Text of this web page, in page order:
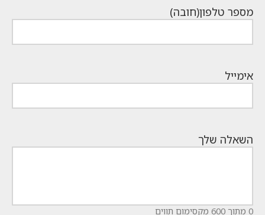
מספר טלפון(חובה)
אימייל
השאלה שלך
0 מתוך 600 מקסימום תווים